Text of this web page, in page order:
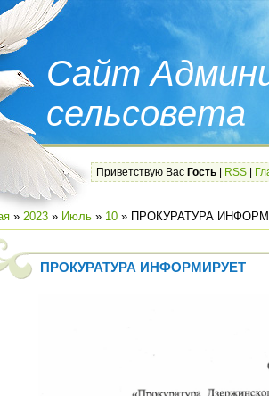
Сайт
сельсовета
Приветствую Вас Гость RSS
» 2023 » Июль » 10 » ПРОКУРАТУРА
ПРОКУРАТУРА ИНФОРМИРУЕТ